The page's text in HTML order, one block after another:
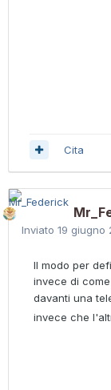
Cita
Inviato 19 giugno
Il modo per
invece di
davanti una
invece che